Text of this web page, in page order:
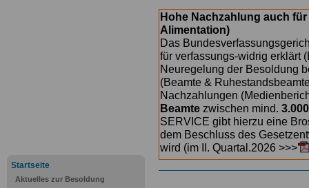
Startseite
Aktuelles zur Besoldung
Hohe Nachzahlung auch
Alimentation)
Das
für verfassungs-widrig erklärt
Neuregelung der Besoldung
(Beamte &
Nachzahlungen
Beamte zwischen mind.
SERVICE gibt hierzu eine
dem Beschluss des
wird (im II. Quartal.2026 >>>